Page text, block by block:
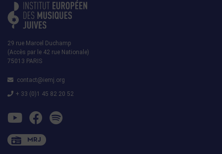
29 rue Marcel Duchamp
(Accès par le 42 rue Nationale)
75013 PARIS
contact@iemj.org
+ 33 (0)1 45 82 20 52
MRJ